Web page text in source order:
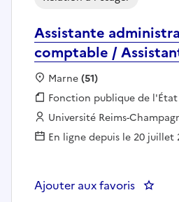
Assistante
comptable /
Localisation :
Marne(51)
Fonction publique :
Fonction publique de l'État
Employeur :
Université Reims-
En ligne depuis le 20 juillet
Ajouter aux favoris :